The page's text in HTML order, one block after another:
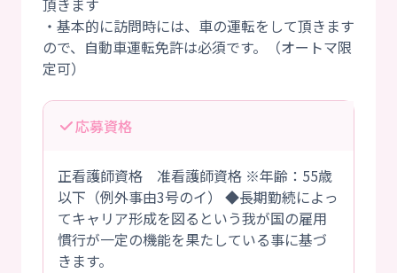
頂きます
・基本的に訪問時には、車の運転をして頂きます
ので、自動車運転免許は必須です。（オートマ限
応募資格
正看護師資格 准看護師資格 ※年齢：55歳
以下（例外事由3号のイ） ◆長期勤続によっ
てキャリア形成を図るという我が国の雇用
慣行が一定の機能を果たしている事に基づ
きます。